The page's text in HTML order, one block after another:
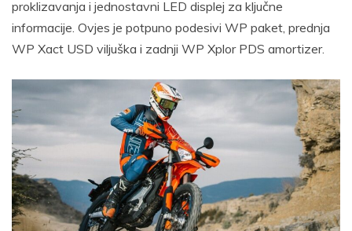
proklizavanja i jednostavni LED displej za ključne
informacije. Ovjes je potpuno podesivi WP paket, prednja
WP Xact USD viljuška i zadnji WP Xplor PDS amortizer.